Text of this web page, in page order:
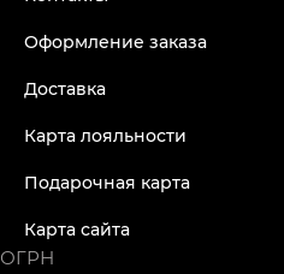
Оформление заказа
Доставка
Карта лояльности
Подарочная карта
Карта сайта
ОГРН